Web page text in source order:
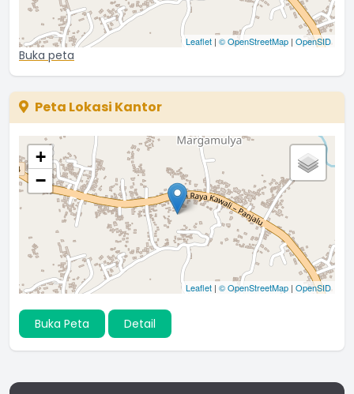
Leaflet | © OpenStreetMap | OpenSID
Buka peta
Peta Lokasi Kantor
+
−
Leaflet | © OpenStreetMap | OpenSID
Buka Peta Detail